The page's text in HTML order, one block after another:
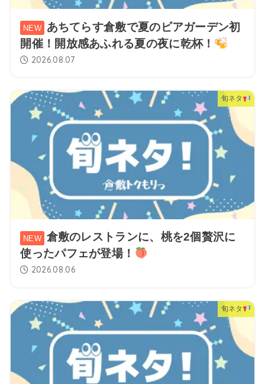
あちてらす倉敷で夏のビアガーデン初
開催！開放感あふれる夏の夜に乾杯！
2026.08.07
旬ネタ
倉敷のレストランに、桃を2個贅沢に
使ったパフェが登場！
2026.08.06
旬ネタ